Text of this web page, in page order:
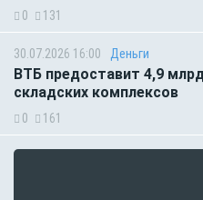
0 131
30.07.2026 16:00 Деньги
ВТБ предоставит 4,9
складских комплексов
0 161